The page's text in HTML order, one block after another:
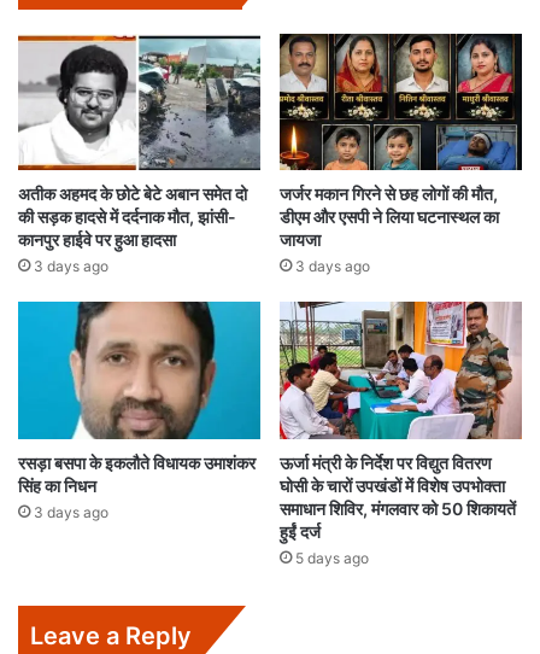
अतीक अहमद के छोटे बेटे अबान समेत दो
की सड़क हादसे में दर्दनाक मौत, झांसी-
कानपुर हाईवे पर हुआ हादसा
3 days ago
जर्जर मकान गिरने से छह लोगों की मौत,
डीएम और एसपी ने लिया घटनास्थल का
जायजा
3 days ago
रसड़ा बसपा के इकलौते विधायक उमाशंकर
सिंह का निधन
3 days ago
ऊर्जा मंत्री के निर्देश पर विद्युत वितरण
घोसी के चारों उपखंडों में विशेष उपभोक्ता
समाधान शिविर, मंगलवार को 50 शिकायतें
हुईं दर्ज
5 days ago
Leave a Reply